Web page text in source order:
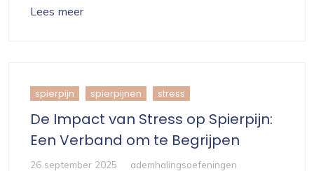
Lees meer
spierpijn spierpijnen stress
De Impact van Stress op Spierpijn:
Een Verband om te Begrijpen
26 september 2025
ademhalingsoefeningen